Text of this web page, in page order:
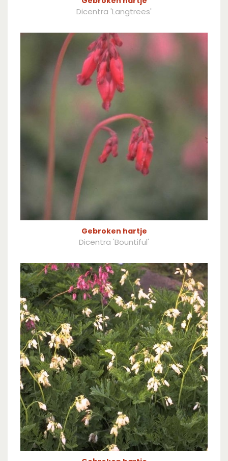
Dicentra 'Langtrees'
Gebroken hartje
Dicentra 'Bountiful'